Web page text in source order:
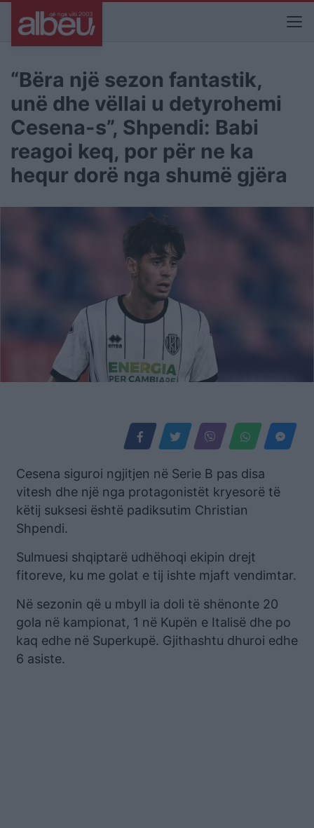
“Bëra një sezon fantastik,
unë dhe vëllai u detyrohemi
Cesena-s”, Shpendi: Babi
reagoi keq, por për ne ka
hequr dorë nga shumë gjëra
Cesena siguroi ngjitjen në Serie B pas disa
vitesh dhe një nga protagonistët kryesorë të
këtij suksesi është padiksutim Christian
Shpendi.
Sulmuesi shqiptarë udhëhoqi ekipin drejt
fitoreve, ku me golat e tij ishte mjaft vendimtar.
Në sezonin që u mbyll ia doli të shënonte 20
gola në kampionat, 1 në Kupën e Italisë dhe po
kaq edhe në Superkupë. Gjithashtu dhuroi edhe
6 asiste.